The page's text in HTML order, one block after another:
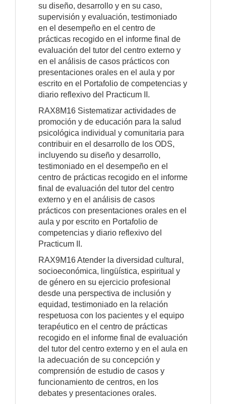
su diseño, desarrollo y en su caso,
supervisión y evaluación, testimoniado
en el desempeño en el centro de
prácticas recogido en el informe final de
evaluación del tutor del centro externo y
en el análisis de casos prácticos con
presentaciones orales en el aula y por
escrito en el Portafolio de competencias y
diario reflexivo del Practicum II.
RAX8M16 Sistematizar actividades de
promoción y de educación para la salud
psicológica individual y comunitaria para
contribuir en el desarrollo de los ODS,
incluyendo su diseño y desarrollo,
testimoniado en el desempeño en el
centro de prácticas recogido en el informe
final de evaluación del tutor del centro
externo y en el análisis de casos
prácticos con presentaciones orales en el
aula y por escrito en Portafolio de
competencias y diario reflexivo del
Practicum II.
RAX9M16 Atender la diversidad cultural,
socioeconómica, lingüística, espiritual y
de género en su ejercicio profesional
desde una perspectiva de inclusión y
equidad, testimoniado en la relación
respetuosa con los pacientes y el equipo
terapéutico en el centro de prácticas
recogido en el informe final de evaluación
del tutor del centro externo y en el aula en
la adecuación de su concepción y
comprensión de estudio de casos y
funcionamiento de centros, en los
debates y presentaciones orales.